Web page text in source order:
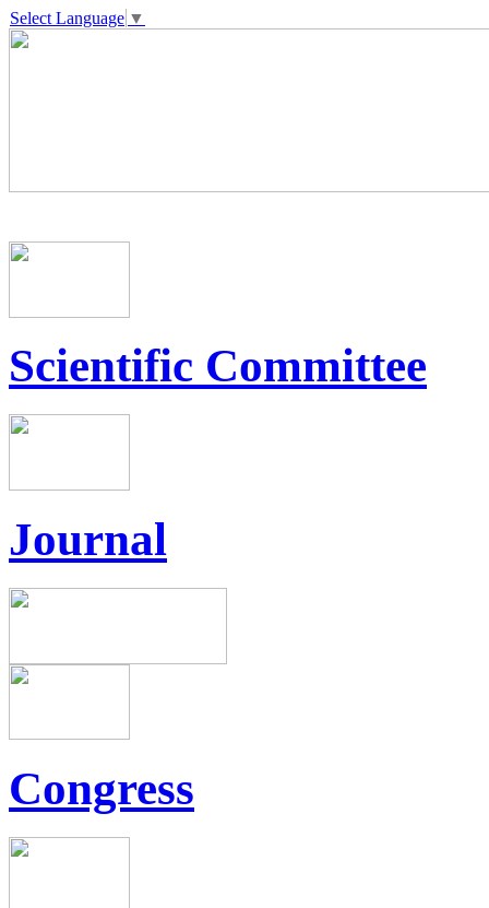
Select Language ▼
Scientific Committee
Journal
Congress